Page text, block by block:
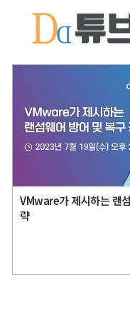
VMware가 제시하는 랜
략